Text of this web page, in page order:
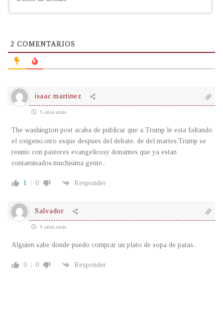
2 COMENTARIOS
isaac martinez
5 años atrás
The washington post acaba de publicar que a Trump le esta faltando
el oxigeno,otro esque despues del debate, de del martes,Trump se
reunio con pastores evangelicosy donantes que ya estan
contaminados.muchisima gente..
1 0 Responder
Salvador
5 años atrás
Alguien sabe donde puedo comprar un plato de sopa de patas..
0 0 Responder